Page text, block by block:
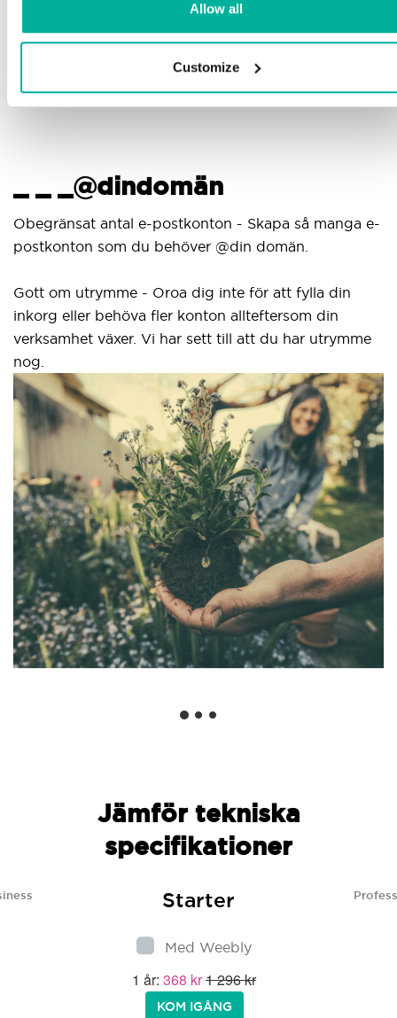
Allow all
Customize
Kunskapscenter med steg-för-stegguider och tips
för att se till att din e-post fungerar felfritt
_ _@dindomän
antal e-postkonton - Skapa så manga e-
som du behöver @din domän.
om utrymme - Oroa dig inte för att fylla din
eller behöva fler konton allteftersom din
växer. Vi har sett till att du har utrymme
Jämför tekniska
specifikationer
Starter
Med Weebly
1 år: 368 kr1 296 kr
KOM IGÅNG